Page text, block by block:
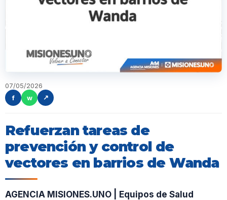
07/05/2026
f
w ↗
Refuerzan tareas de
prevención y control de
vectores en barrios de Wanda
AGENCIA MISIONES.UNO | Equipos de Salud